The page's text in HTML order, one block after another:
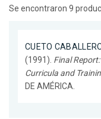
Se encontraron 9
CUETO
(1991). Final
Curricula and
DE AMÉRICA.